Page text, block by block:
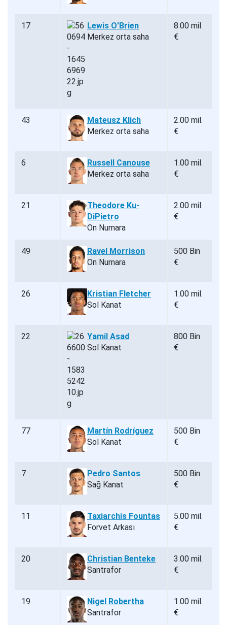
17
Lewis O'Brien
Merkez orta saha
8.00 mil.
€
43
Mateusz Klich
Merkez orta saha
2.00 mil.
€
6
Russell Canouse
Merkez orta saha
1.00 mil.
€
21
Theodore Ku-
DiPietro
On Numara
2.00 mil.
€
49
Ravel Morrison
On Numara
500 Bin
€
26
Kristian Fletcher
Sol Kanat
1.00 mil.
€
22
Yamil Asad
Sol Kanat
800 Bin
€
77
Martín Rodríguez
Sol Kanat
500 Bin
€
7
Pedro Santos
Sağ Kanat
500 Bin
€
11
Taxiarchis Fountas
Forvet Arkası
5.00 mil.
€
20
Christian Benteke
Santrafor
3.00 mil.
€
19
Nigel Robertha
Santrafor
1.00 mil.
€